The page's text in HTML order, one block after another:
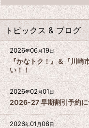
トピックス & ブログ
2026年06月19日
『かなトク！』＆『川
い！！
2026年02月01日
2026-27 早期割引予約に
2026年01月08日